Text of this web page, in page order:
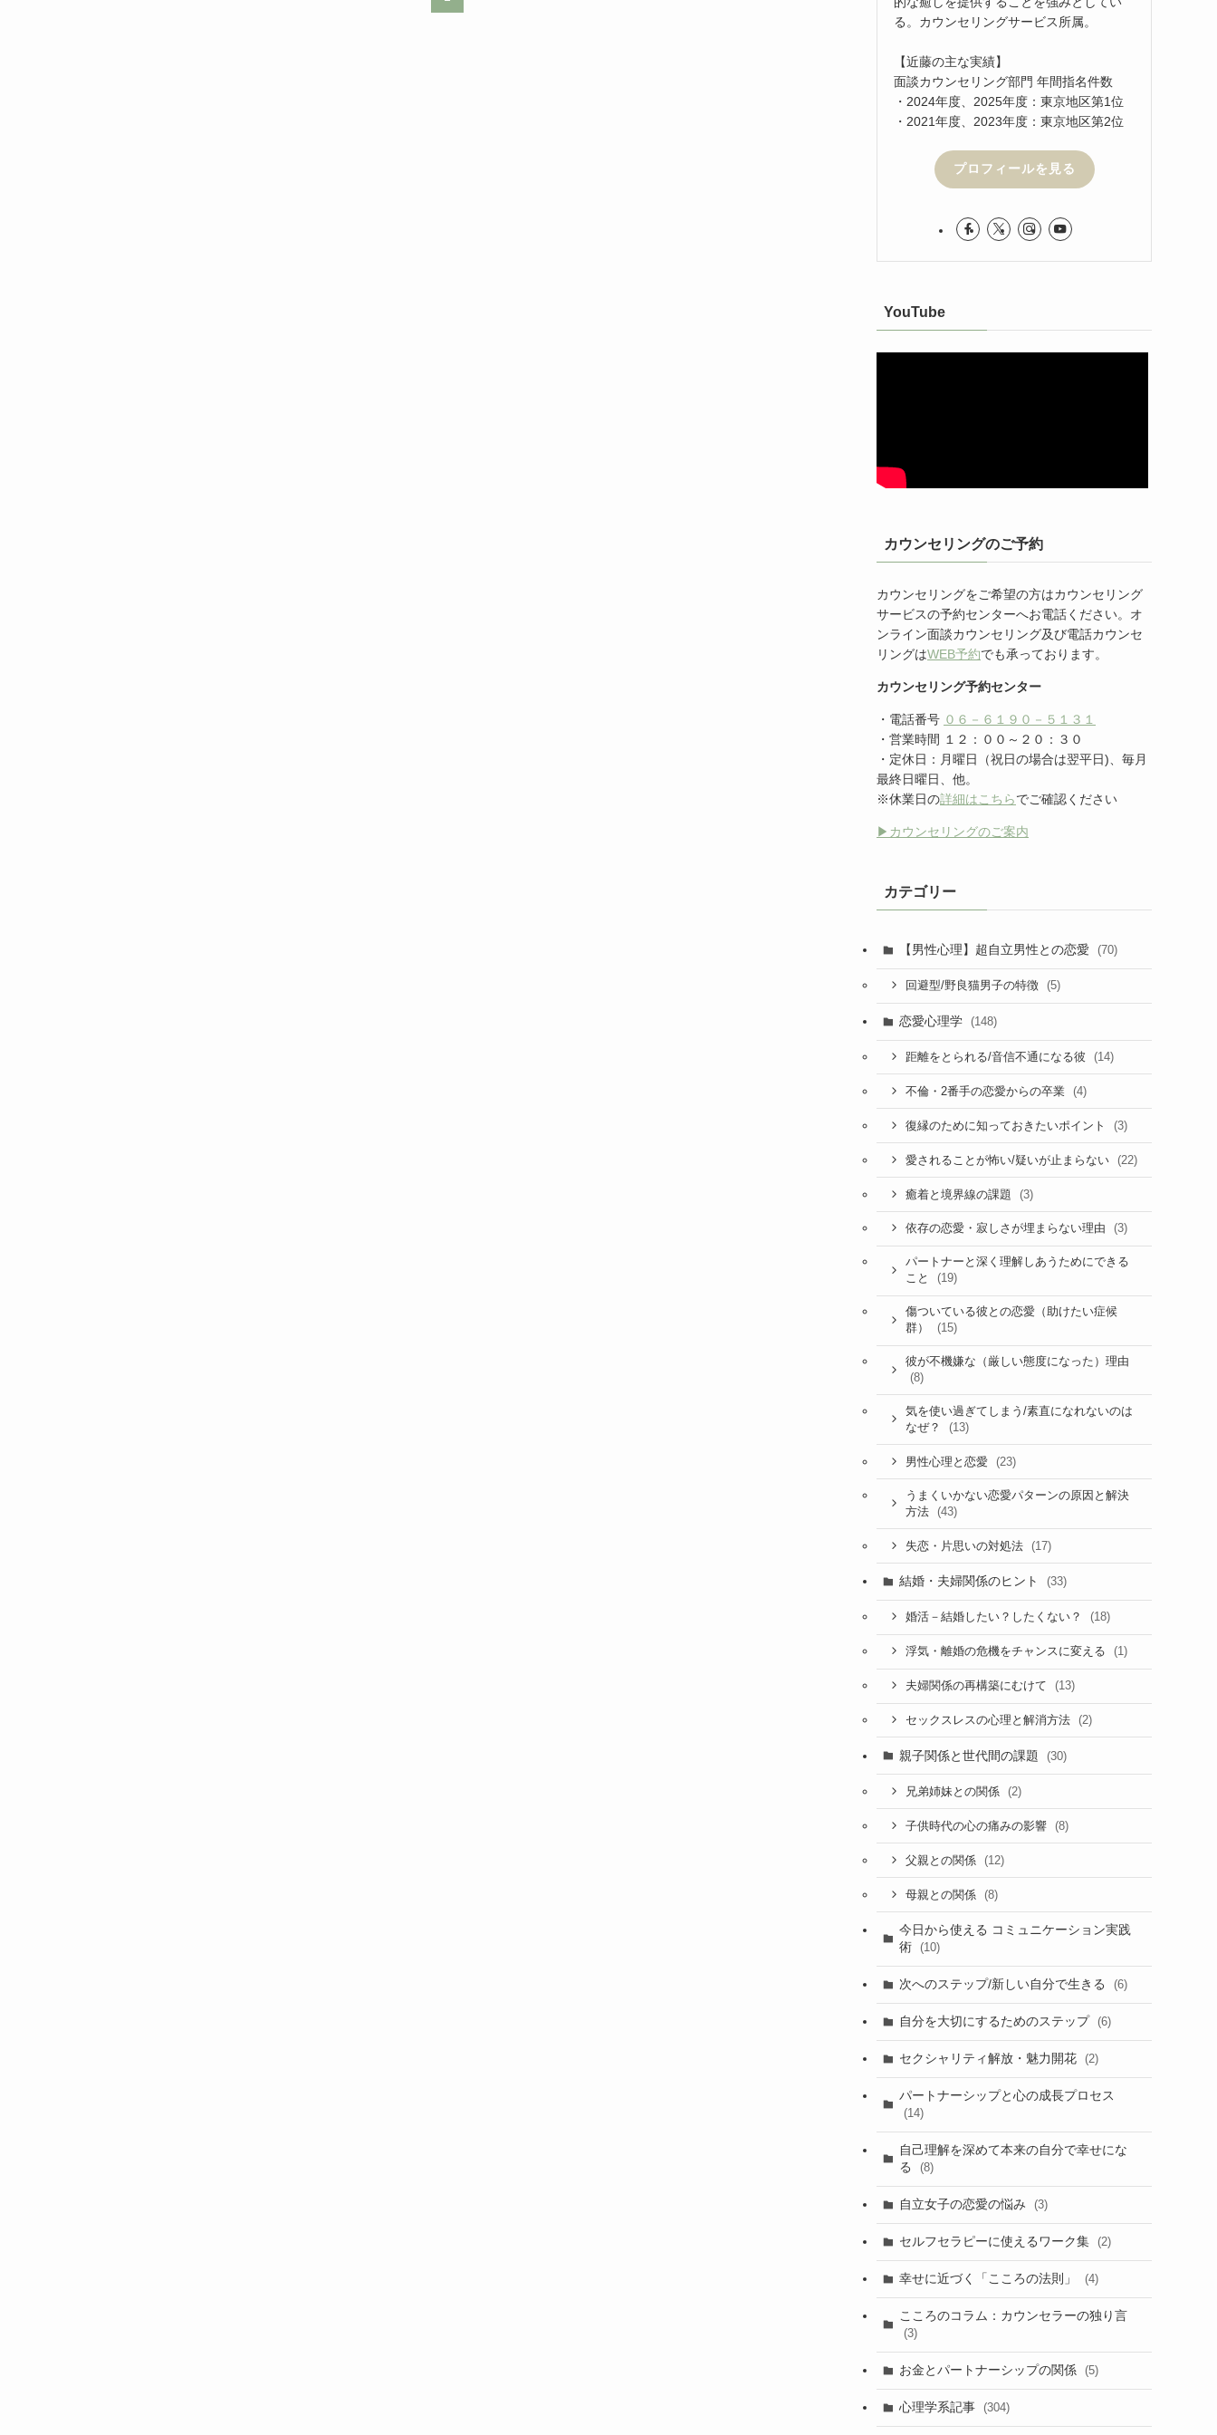
る。カウンセリングサービス所属。
【近藤の主な実績】
面談カウンセリング部門 年間指名件数
・2024年度、2025年度：東京地区第1位
・2021年度、2023年度：東京地区第2位
プロフィールを見る
YouTube
カウンセリングのご予約
カウンセリングをご希望の方はカウンセリング
サービスの予約センターへお電話ください。オ
ンライン面談カウンセリング及び電話カウンセ
リングはWEB予約でも承っております。
カウンセリング予約センター
・電話番号 ０６－６１９０－５１３１
・営業時間 １２：００～２０：３０
・定休日：月曜日（祝日の場合は翌平日)、毎月
最終日曜日、他。
※休業日の詳細はこちらでご確認ください
▶︎カウンセリングのご案内
カテゴリー
【男性心理】超自立男性との恋愛 (70)
回避型/野良猫男子の特徴 (5)
恋愛心理学 (148)
距離をとられる/音信不通になる彼 (14)
不倫・2番手の恋愛からの卒業 (4)
復縁のために知っておきたいポイント (3)
愛されることが怖い/疑いが止まらない (22)
癒着と境界線の課題 (3)
依存の恋愛・寂しさが埋まらない理由 (3)
パートナーと深く理解しあうためにできる
こと
(19)
傷ついている彼との恋愛（助けたい症候
群）
(15)
彼が不機嫌な（厳しい態度になった）理由
(8)
気を使い過ぎてしまう/素直になれないのは
なぜ？
(13)
男性心理と恋愛 (23)
うまくいかない恋愛パターンの原因と解決
方法
(43)
失恋・片思いの対処法 (17)
結婚・夫婦関係のヒント (33)
婚活－結婚したい？したくない？ (18)
浮気・離婚の危機をチャンスに変える (1)
夫婦関係の再構築にむけて (13)
セックスレスの心理と解消方法 (2)
親子関係と世代間の課題 (30)
兄弟姉妹との関係 (2)
子供時代の心の痛みの影響 (8)
父親との関係 (12)
母親との関係 (8)
今日から使える コミュニケーション実践
術 (10)
次へのステップ/新しい自分で生きる (6)
自分を大切にするためのステップ (6)
セクシャリティ解放・魅力開花 (2)
パートナーシップと心の成長プロセス
(14)
自己理解を深めて本来の自分で幸せにな
る
(8)
自立女子の恋愛の悩み (3)
セルフセラピーに使えるワーク集 (2)
幸せに近づく「こころの法則」 (4)
こころのコラム：カウンセラーの独り言
(3)
お金とパートナーシップの関係 (5)
心理学系記事 (304)